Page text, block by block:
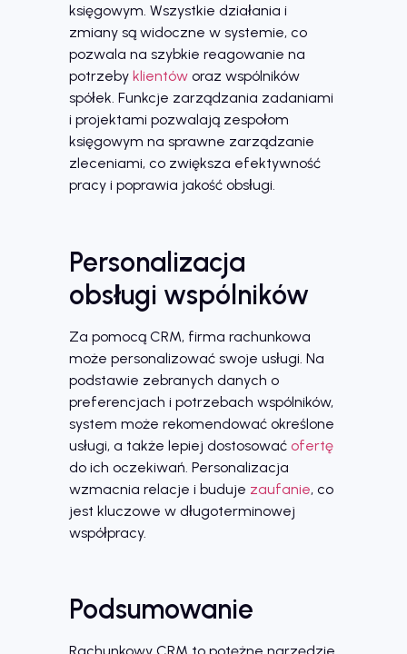
księgowym. Wszystkie działania i
zmiany są widoczne w systemie, co
pozwala na szybkie reagowanie na
potrzeby klientów oraz wspólników
spółek. Funkcje zarządzania zadaniami
i projektami pozwalają zespołom
księgowym na sprawne zarządzanie
zleceniami, co zwiększa efektywność
pracy i poprawia jakość obsługi.
Personalizacja
obsługi wspólników
Za pomocą CRM, firma rachunkowa
może personalizować swoje usługi. Na
podstawie zebranych danych o
preferencjach i potrzebach wspólników,
system może rekomendować określone
usługi, a także lepiej dostosować ofertę
do ich oczekiwań. Personalizacja
wzmacnia relacje i buduje zaufanie, co
jest kluczowe w długoterminowej
współpracy.
Podsumowanie